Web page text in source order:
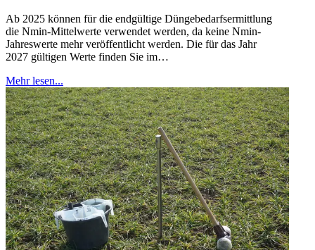
Ab 2025 können für die endgültige Düngebedarfsermittlung
die Nmin-Mittelwerte verwendet werden, da keine Nmin-
Jahreswerte mehr veröffentlicht werden. Die für das Jahr
2027 gültigen Werte finden Sie im…
Mehr lesen...